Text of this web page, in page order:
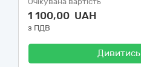
1 100,00 UAH
з ПДВ
Дивитись